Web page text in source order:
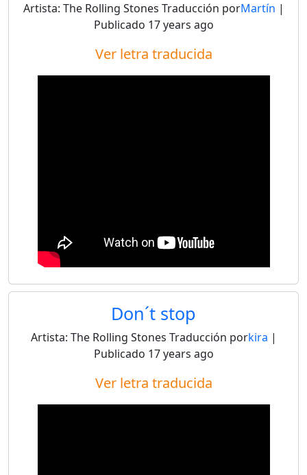
Artista: The Rolling Stones Traducción porMartín |
Publicado 17 years ago
Ver letra traducida
Don´t stop
Artista: The Rolling Stones Traducción porkira |
Publicado 17 years ago
Ver letra traducida